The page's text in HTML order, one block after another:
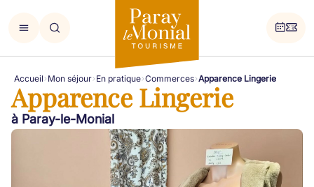
Accueil Mon séjour En pratique Commerces Apparence Lingerie
Apparence Lingerie
à Paray-le-Monial